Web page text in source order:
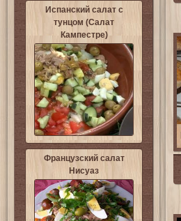
Испанский салат с
тунцом (Салат
Кампестре)
Французский салат
Нисуаз